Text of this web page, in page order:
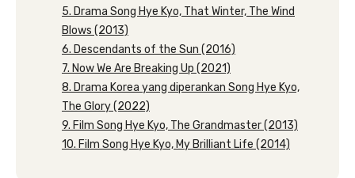
5. Drama Song Hye Kyo, That Winter, The Wind
Blows (2013)
6. Descendants of the Sun (2016)
7. Now We Are Breaking Up (2021)
8. Drama Korea yang diperankan Song Hye Kyo,
The Glory (2022)
9. Film Song Hye Kyo, The Grandmaster (2013)
10. Film Song Hye Kyo, My Brilliant Life (2014)